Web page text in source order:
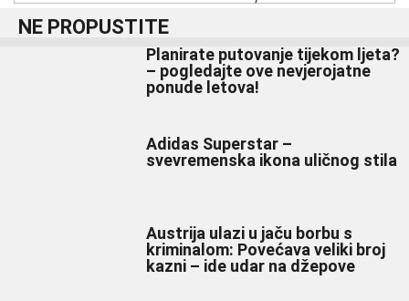
NE PROPUSTITE
Planirate putovanje tijekom ljeta?
– pogledajte ove nevjerojatne
ponude letova!
Adidas Superstar –
svevremenska ikona uličnog stila
Austrija ulazi u jaču borbu s
kriminalom: Povećava veliki broj
kazni – ide udar na džepove